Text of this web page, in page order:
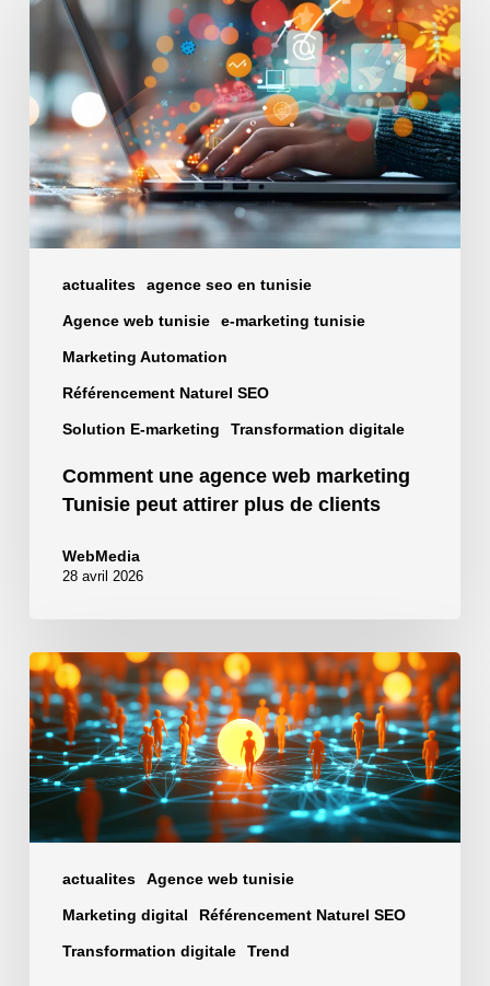
actualites agence seo en tunisie
Agence web tunisie e-marketing tunisie
Marketing Automation
Référencement Naturel SEO
Solution E-marketing Transformation digitale
agence
marketing
Tunisie
peut
attirer
plus
de
Comment une agence web marketing
Tunisie peut attirer plus de clients
WebMedia
28 avril 2026
actualites Agence web tunisie
Marketing digital Référencement Naturel SEO
Transformation digitale Trend
Génération
de
lead
:
comment
attirer
des
Internet